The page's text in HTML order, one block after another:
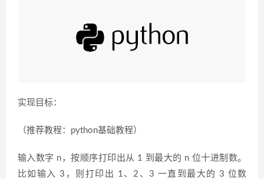
实现目标：
（推荐教程：python基础教程）
输入数字 n，按顺序打印出从 1 到最大的 n 位十进制数。
比如输入 3，则打印出 1、2、3 一直到最大的 3 位数